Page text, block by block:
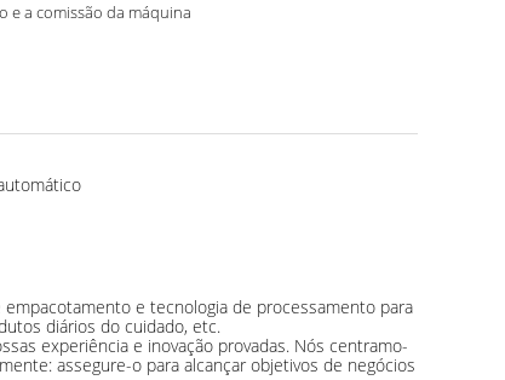
e a comissão da máquina
e tecnologia de processamento para
diários do cuidado, etc.
experiência e inovação provadas. Nós centramo-
assegure-o para alcançar objetivos de negócios